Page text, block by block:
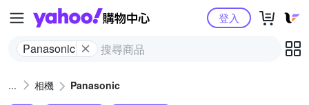
Yahoo購物中心
Panasonic
登入
相機 Panasonic